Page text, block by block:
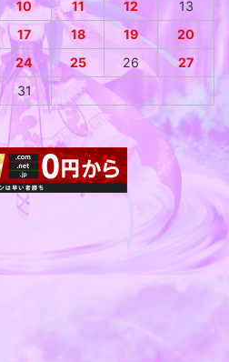
10 11 12
13
17 18 19
20
24 25 26
27
31